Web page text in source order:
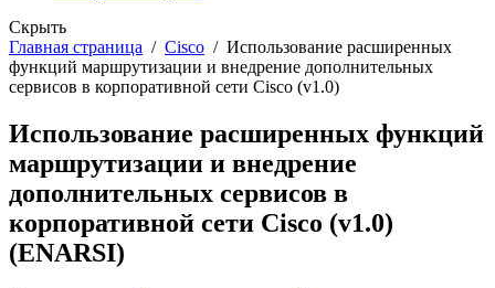
Скрыть
Главная страница / Cisco / Использование расширенных
функций маршрутизации и внедрение дополнительных
сервисов в корпоративной сети Cisco (v1.0)
Использование расширенных функций
маршрутизации и внедрение
дополнительных сервисов в
корпоративной сети Cisco (v1.0)
(ENARSI)